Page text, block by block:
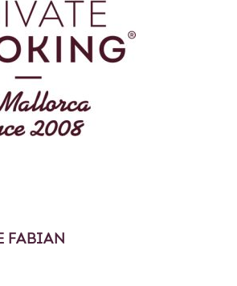
FABIAN
Private Cooking
Mallorca